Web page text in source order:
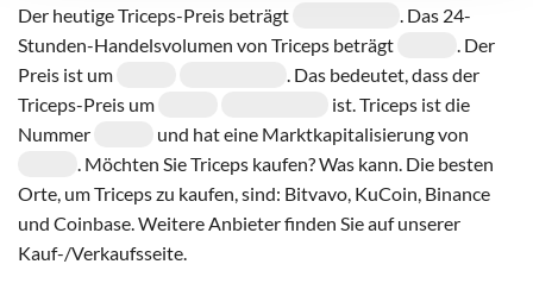
Der heutige Triceps-Preis beträgt
. Das 24-
Stunden-Handelsvolumen von Triceps beträgt
. Der
Preis ist um
. Das bedeutet, dass der
Triceps-Preis um
ist. Triceps ist die
Nummer
und hat eine Marktkapitalisierung von
. Möchten Sie Triceps kaufen? Was kann. Die besten
Orte, um Triceps zu kaufen, sind: Bitvavo, KuCoin, Binance
und Coinbase. Weitere Anbieter finden Sie auf unserer
Kauf-/Verkaufsseite.